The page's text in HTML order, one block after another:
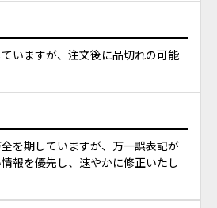
いますが、注文後に品切れの可能
を期していますが、万一誤表記が
報を優先し、速やかに修正いたし